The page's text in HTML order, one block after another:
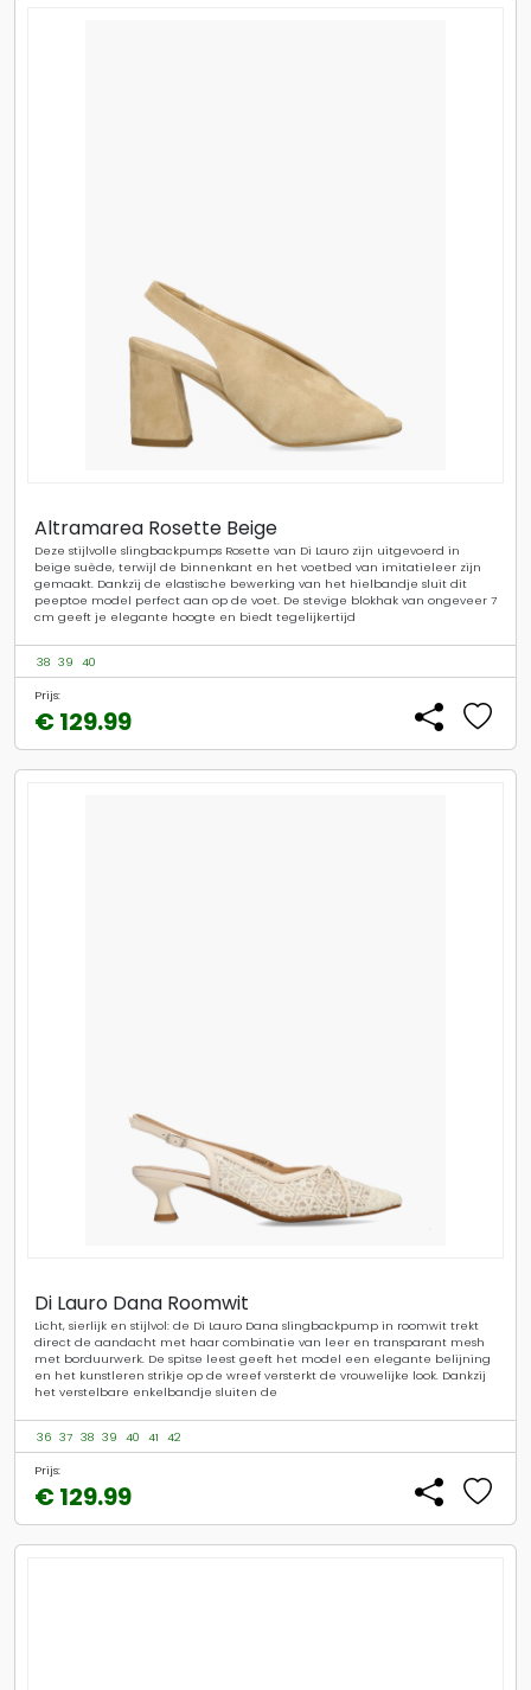
Altramarea Rosette Beige
Deze stijlvolle slingbackpumps Rosette van Di Lauro zijn uitgevoerd in
beige suède, terwijl de binnenkant en het voetbed van imitatieleer zijn
gemaakt. Dankzij de elastische bewerking van het hielbandje sluit dit
peeptoe model perfect aan op de voet. De stevige blokhak van ongeveer 7
cm geeft je elegante hoogte en biedt tegelijkertijd
38 39 40
Prijs:
€ 129.99
Di Lauro Dana Roomwit
Licht, sierlijk en stijlvol: de Di Lauro Dana slingbackpump in roomwit trekt
direct de aandacht met haar combinatie van leer en transparant mesh
met borduurwerk. De spitse leest geeft het model een elegante belijning
en het kunstleren strikje op de wreef versterkt de vrouwelijke look. Dankzij
het verstelbare enkelbandje sluiten de
36 37 38 39 40 41 42
Prijs:
€ 129.99